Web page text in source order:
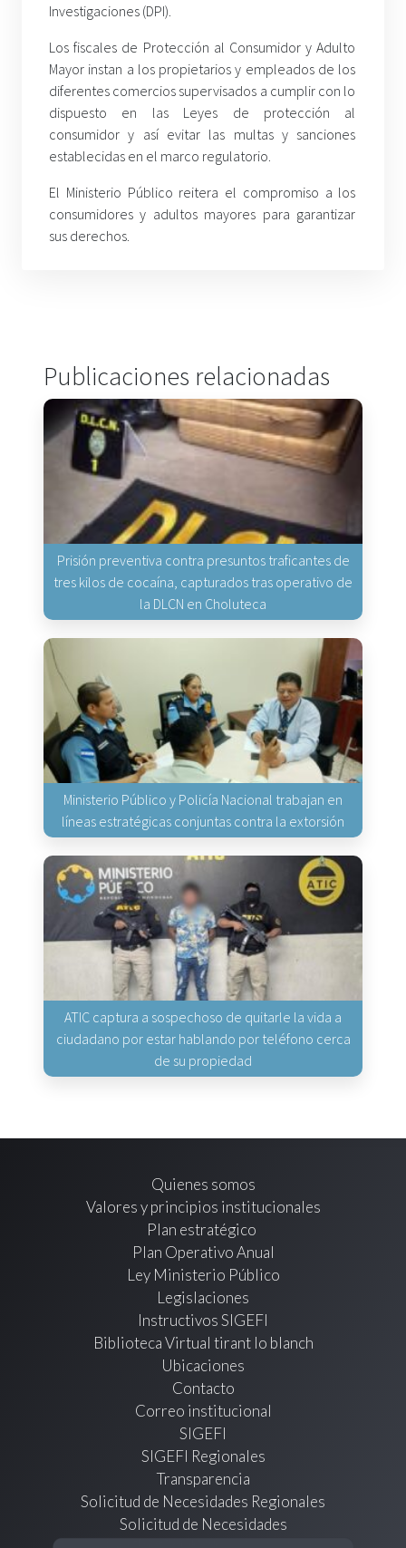
Investigaciones (DPI).
Los fiscales de Protección al Consumidor y Adulto
Mayor instan a los propietarios y empleados de los
diferentes comercios supervisados a cumplir con lo
dispuesto en las Leyes de protección al
consumidor y así evitar las multas y sanciones
establecidas en el marco regulatorio.
El Ministerio Público reitera el compromiso a los
consumidores y adultos mayores para garantizar
sus derechos.
Publicaciones relacionadas
Prisión preventiva contra presuntos traficantes de
tres kilos de cocaína, capturados tras operativo de
la DLCN en Choluteca
Ministerio Público y Policía Nacional trabajan en
líneas estratégicas conjuntas contra la extorsión
ATIC captura a sospechoso de quitarle la vida a
ciudadano por estar hablando por teléfono cerca
de su propiedad
Quienes somos
Valores y principios institucionales
Plan estratégico
Plan Operativo Anual
Ley Ministerio Público
Legislaciones
Instructivos SIGEFI
Biblioteca Virtual tirant lo blanch
Ubicaciones
Contacto
Correo institucional
SIGEFI
SIGEFI Regionales
Transparencia
Solicitud de Necesidades Regionales
Solicitud de Necesidades